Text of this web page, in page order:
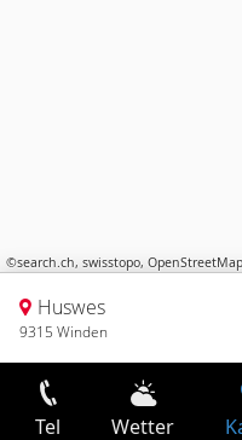
©search.ch, swisstopo, OpenStreetMap
Huswes
9315 Winden
Tel Wetter